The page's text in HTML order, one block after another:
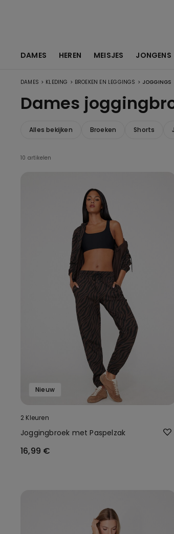
DAMES HEREN MEISJES JONGENS
DAMES > KLEDING > BROEKEN EN LEGGINGS > JOGGINGS
Dames
Alles bekijken Broeken Shorts
10 artikelen
Nieuw
2 Kleuren
Joggingbroek met Paspelzak
16,99 €